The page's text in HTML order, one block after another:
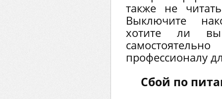
также не
Выключите
хотите ли вы
профессионалу
Сбой по